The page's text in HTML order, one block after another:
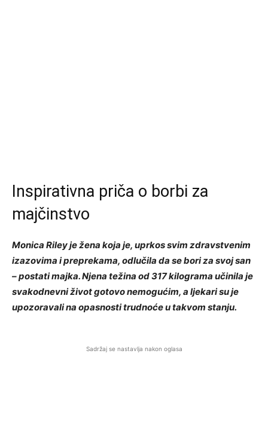
Inspirativna priča o borbi za
majčinstvo
Monica Riley je žena koja je, uprkos svim zdravstvenim
izazovima i preprekama, odlučila da se bori za svoj san
– postati majka. Njena težina od 317 kilograma učinila je
svakodnevni život gotovo nemogućim, a ljekari su je
upozoravali na opasnosti trudnoće u takvom stanju.
Sadržaj se nastavlja nakon oglasa